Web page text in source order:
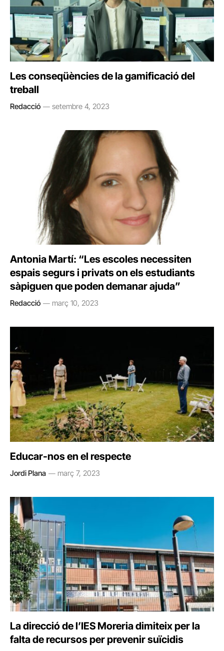
Les conseqüències de la gamificació del
treball
Redacció setembre 4, 2023
Antonia Martí: “Les escoles necessiten
espais segurs i privats on els estudiants
sàpiguen que poden demanar ajuda”
Redacció març 10, 2023
Educar-nos en el respecte
Jordi Plana març 7, 2023
La direcció de l’IES Moreria dimiteix per la
falta de recursos per prevenir suïcidis